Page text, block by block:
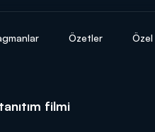
Özetler
filmi